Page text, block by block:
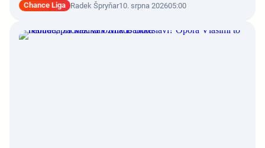
Chance Liga Radek Špryňar10. srpna 202605:00